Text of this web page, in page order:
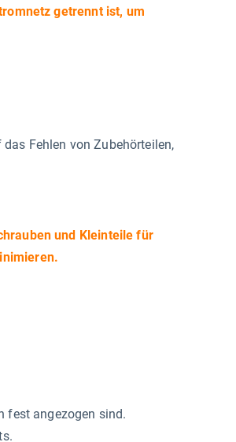
getrennt ist, um
Fehlen von Zubehörteilen,
und Kleinteile für
fest angezogen sind.